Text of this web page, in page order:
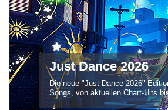
Battlefield 6
"Battlefield 6" bringt Kämpfe auf
Singleplayer-Kampagne, der